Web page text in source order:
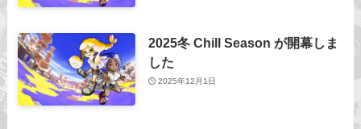
2025冬 Chill Season が開幕しま
した
2025年12月1日